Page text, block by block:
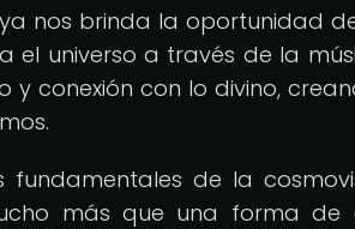
nos brinda la oportunidad
el universo a través de la
y conexión con lo divino,
fundamentales de la
más que una forma de